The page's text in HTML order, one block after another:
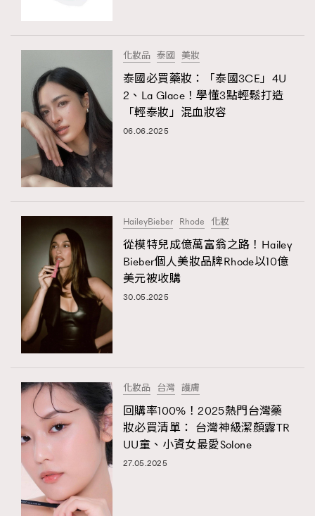
AFrenchMind
EmpowerF
FashionWeek
Japan | Portugal | Spain
化妝品 泰國 美妝
泰國必買藥妝：「泰國3CE」4U
2、La Glace！學懂3點輕鬆打造
「輕泰妝」混血妝容
06.06.2025
HaileyBieber Rhode 化妝
從模特兒成億萬富翁之路！Hailey
Bieber個人美妝品牌Rhode以10億
美元被收購
30.05.2025
化妝品 台灣 護膚
回購率100%！2025熱門台灣藥
妝必買清單： 台灣神級潔顏露TR
UU童、小資女最愛Solone
27.05.2025